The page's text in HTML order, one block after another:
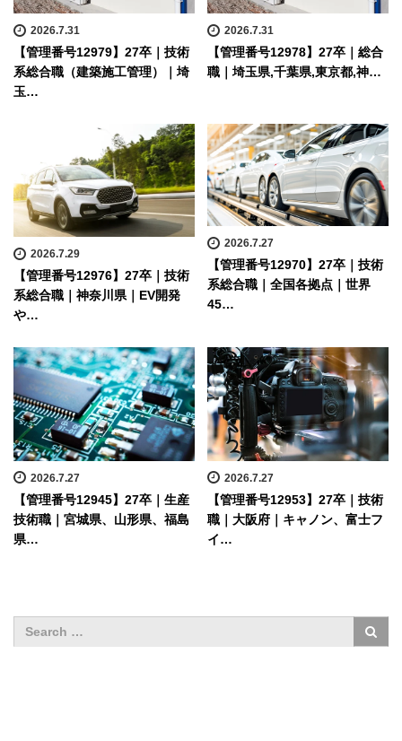
2026.7.31
【管理番号12979】27卒｜技術
系総合職（建築施工管理）｜埼
玉…
2026.7.31
【管理番号12978】27卒｜総合
職｜埼玉県,千葉県,東京都,神…
2026.7.29
【管理番号12976】27卒｜技術
系総合職｜神奈川県｜EV開発
や…
2026.7.27
【管理番号12970】27卒｜技術
系総合職｜全国各拠点｜世界
45…
2026.7.27
【管理番号12945】27卒｜生産
技術職｜宮城県、山形県、福島
県…
2026.7.27
【管理番号12953】27卒｜技術
職｜大阪府｜キャノン、富士フ
イ…